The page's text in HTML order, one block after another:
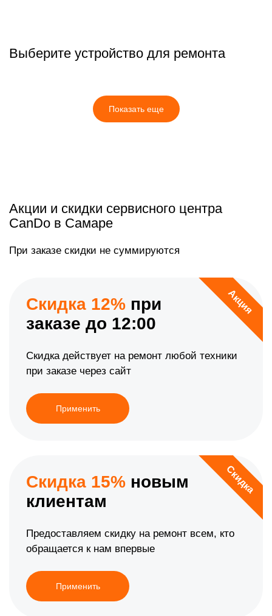
Выберите устройство для ремонта
Показать еще
Акции и скидки сервисного центра
CanDo в Самаре
При заказе скидки не суммируются
Акция
Скидка 12% при
заказе до 12:00
Скидка действует на ремонт любой техники
при заказе через сайт
Применить
Скидка
Скидка 15% новым
клиентам
Предоставляем скидку на ремонт всем, кто
обращается к нам впервые
Применить